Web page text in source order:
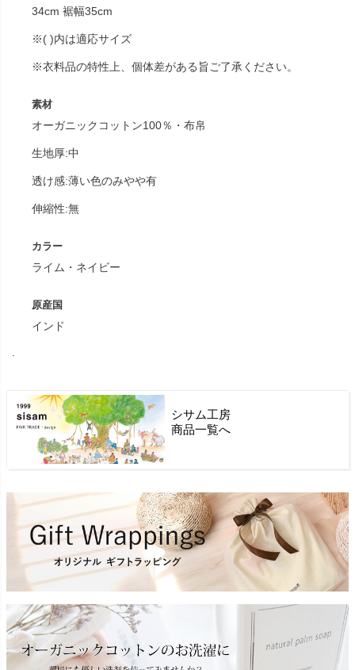
34cm 裾幅35cm
※( )内は適応サイズ
※衣料品の特性上、個体差がある旨ご了承ください。
素材
オーガニックコットン100％・布帛
生地厚:中
透け感:薄い色のみやや有
伸縮性:無
カラー
ライム・ネイビー
原産国
インド
シサム工房
商品一覧へ